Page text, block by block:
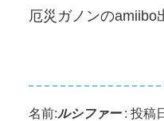
厄災ガノンのamiibo
名前:ルシファー: 投稿